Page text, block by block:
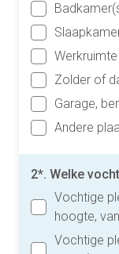
Werkruimte
Zolder of
Garage,
Andere
2*. Welke
Vochtige
hoogte,
Vochtige